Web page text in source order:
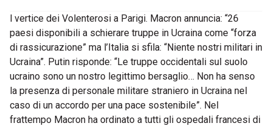
l vertice dei Volenterosi a Parigi. Macron annuncia: “26
paesi disponibili a schierare truppe in Ucraina come “forza
di rassicurazione” ma l’Italia si sfila: “Niente nostri militari in
Ucraina”. Putin risponde: “Le truppe occidentali sul suolo
ucraino sono un nostro legittimo bersaglio… Non ha senso
la presenza di personale militare straniero in Ucraina nel
caso di un accordo per una pace sostenibile”. Nel
frattempo Macron ha ordinato a tutti gli ospedali francesi di